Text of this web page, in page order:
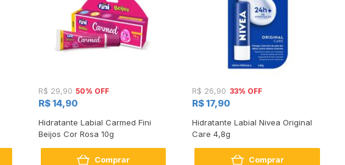
R$ 29,90 50% OFF
R$ 14,90
Hidratante Labial Carmed Fini
Beijos Cor Rosa 10g
Comprar
R$ 26,90 33% OFF
R$ 17,90
Hidratante Labial Nivea Original
Care 4,8g
Comprar